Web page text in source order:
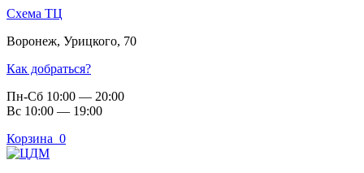
Схема ТЦ
Воронеж, Урицкого, 70
Как добраться?
Пн-Сб 10:00 — 20:00
Вс 10:00 — 19:00
Корзина 0